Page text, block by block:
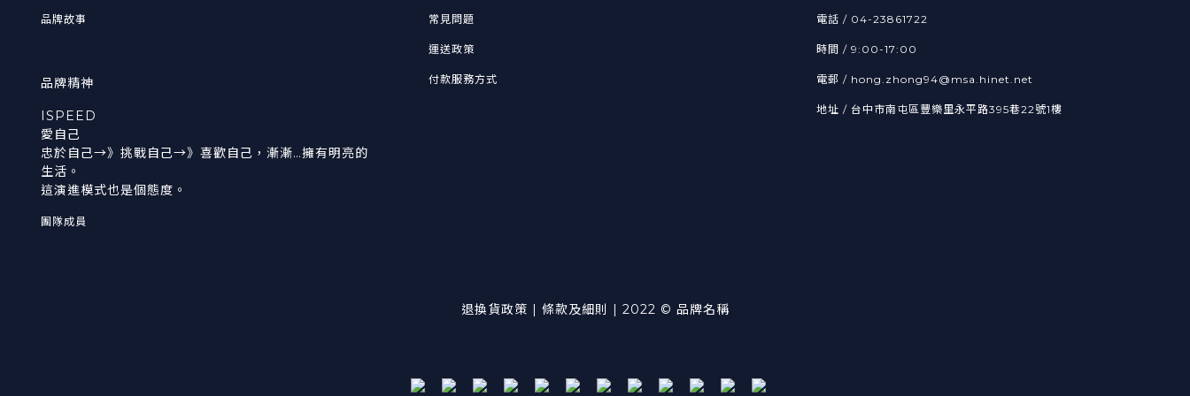
品牌故事
品牌精神
ISPEED
愛自己
忠於自己→》挑戰自己→》喜歡自己，漸漸…擁有明亮的
生活。
這演進模式也是個態度。
團隊成員
常見問題
運送政策
付款服務方式
電話 / 04-23861722
時間 / 9:00-17:00
電郵 / hong.zhong94@msa.hinet.net
地址 / 台中市南屯區豐樂里永平路395巷22號1樓
退換貨政策 | 條款及細則 | 2022 © 品牌名稱